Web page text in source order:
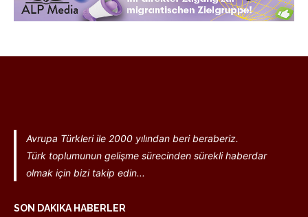
Avrupa Türkleri ile 2000 yılından beri beraberiz.
Türk toplumunun gelişme sürecinden sürekli haberdar
olmak için bizi takip edin...
SON DAKIKA HABERLER